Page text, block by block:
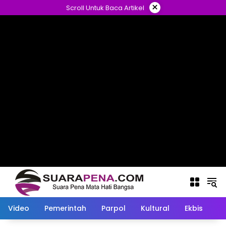
ke
Scroll Untuk Baca Artikel ×
Video Pemerintah Parpol Kultural Ekbis